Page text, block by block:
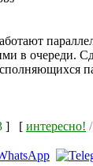
в очереди.
] [ интересно! /